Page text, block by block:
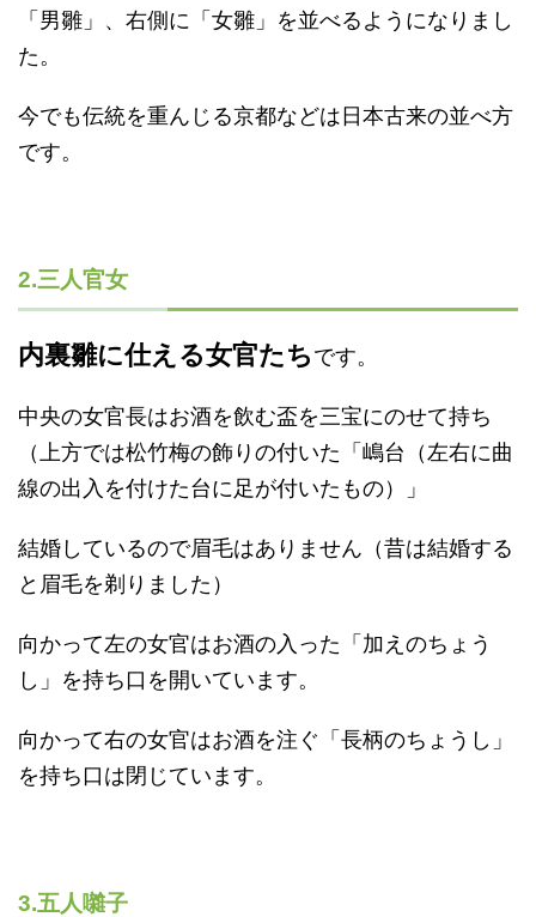
「男雛」、右側に「女雛」を並べるようになりまし
た。
今でも伝統を重んじる京都などは日本古来の並べ方
です。
2.三人官女
内裏雛に仕える女官たちです。
中央の女官長はお酒を飲む盃を三宝にのせて持ち
（上方では松竹梅の飾りの付いた「嶋台（左右に曲
線の出入を付けた台に足が付いたもの）」
結婚しているので眉毛はありません（昔は結婚する
と眉毛を剃りました）
向かって左の女官はお酒の入った「加えのちょう
し」を持ち口を開いています。
向かって右の女官はお酒を注ぐ「長柄のちょうし」
を持ち口は閉じています。
3.五人囃子